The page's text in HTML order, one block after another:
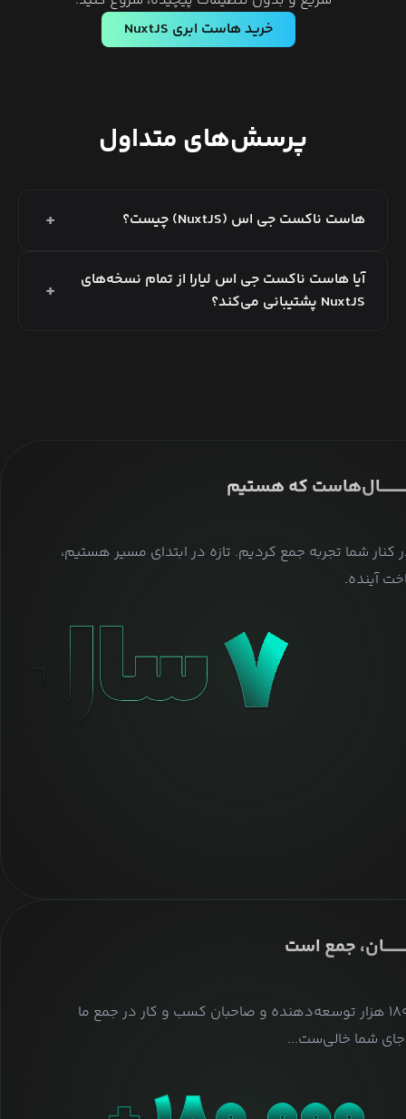
خرید هاست ابری NuxtJS
پرسش‌های متداول
هاست ناکست جی اس (NuxtJS) چیست؟ +
آیا هاست ناکست جی اس لیارا از تمام نسخه‌های
NuxtJS پشتیبانی می‌کند؟
+
که هستیم
کنار شما تجربه جمع کردیم. تازه در ابتدای مسیر هستیم،
آینده.
جمع است
بیش از ۱۸۰ هزار توسعه‌دهنده و صاحبان کسب و کار در جمع ما
شما خالی‌ست...